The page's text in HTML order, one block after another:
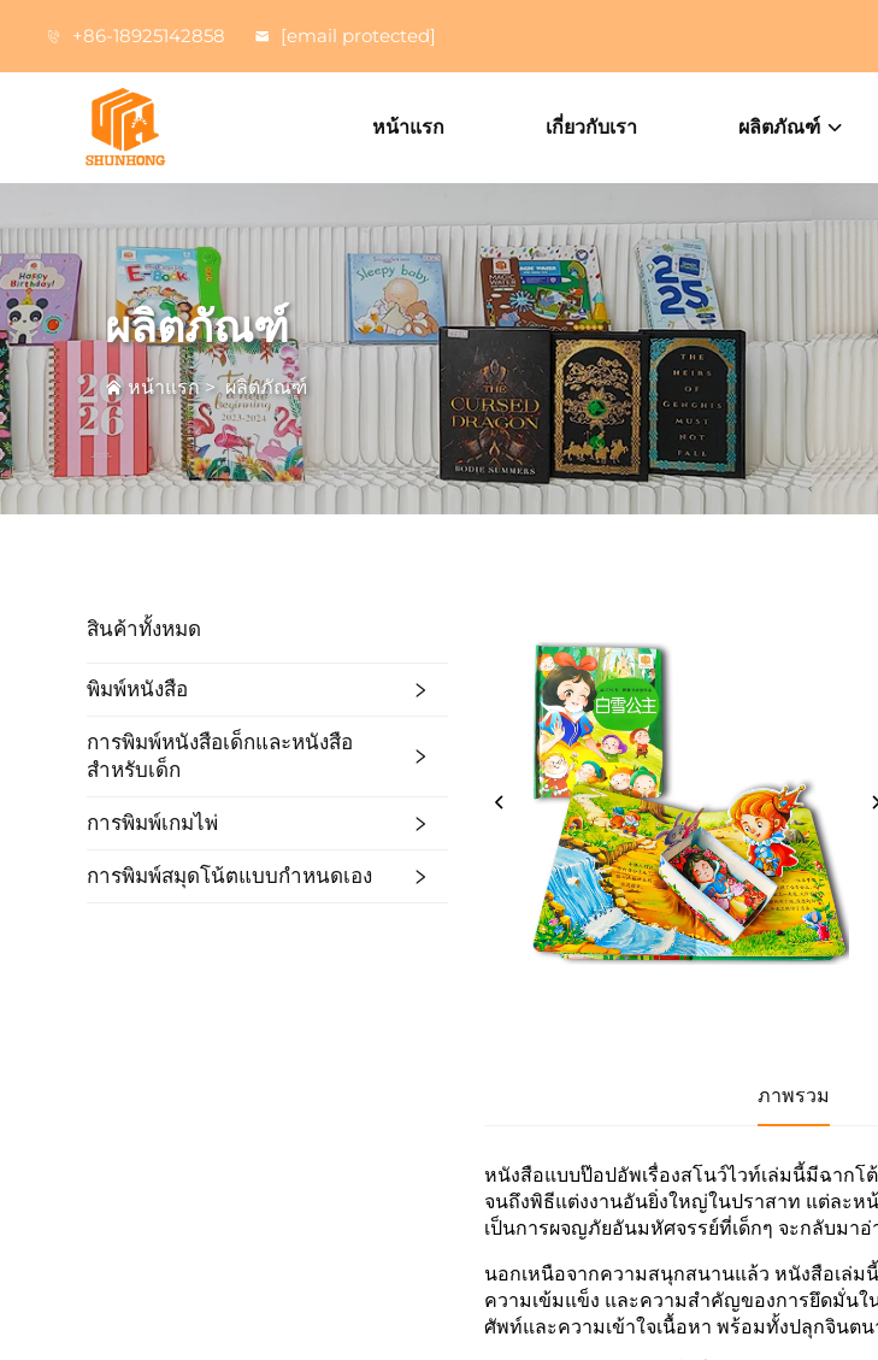
+86-18925142858 [email protected]
หน้าแรก เกี่ยวกับเรา ผลิตภัณฑ์
ผลิตภัณฑ์
หน้าแรก> ผลิตภัณฑ์
สินค้าทั้งหมด
พิมพ์หนังสือ
การพิมพ์หนังสือเด็กและหนังสือ
สำหรับเด็ก
การพิมพ์เกมไพ่
การพิมพ์สมุดโน้ตแบบกำหนดเอง
ภาพรวม
หนังสือแบบป๊อปอัพเรื่องสโนว์ไวท์เล่มนี้มีฉาก
จนถึงพิธีแต่งงานอันยิ่งใหญ่ในปราสาท แต่ละห
เป็นการผจญภัยอันมหัศจรรย์ที่เด็กๆ จะกลับมาอ่
นอกเหนือจากความสนุกสนานแล้ว หนังสือเล่มนี้
ความเข้มแข็ง และความสำคัญของการยึดมั่นใ
ศัพท์และความเข้าใจเนื้อหา พร้อมทั้งปลุกจินต